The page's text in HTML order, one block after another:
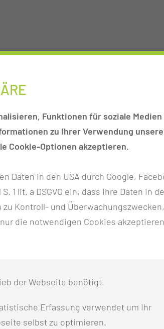
einen, weil sie häufiger an so
Durchschnitt weiter fortgeschritten ist
zur Chemotherapie bestätigen.
der Behandlung kann
(Operation in den neuen Grenzen
bevorzugt: Die in kürzerer
gefolgt von Paclitaxel
Wurde der
mit Capecitabin empfohlen.
gegen HER2:
und der primären
Funktionen für soziale
zu Ihrer Verwendung
Cookie-Optionen akzeptieren.
in den USA durch Google,
1 lit. a DSGVO ein, dass Ihre Daten in
Kontroll- und
die notwendigen Cookies
der Webseite benötigt.
Erfassung verwendet um Ihr
selbst zu optimieren.